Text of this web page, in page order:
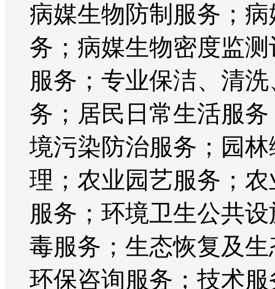
病媒生物防制服务；
务；病媒生物密度监
服务；专业保洁、清
务；居民日常生活服
境污染防治服务；园
理；农业园艺服务；
服务；环境卫生公共
毒服务；生态恢复及
环保咨询服务；技术